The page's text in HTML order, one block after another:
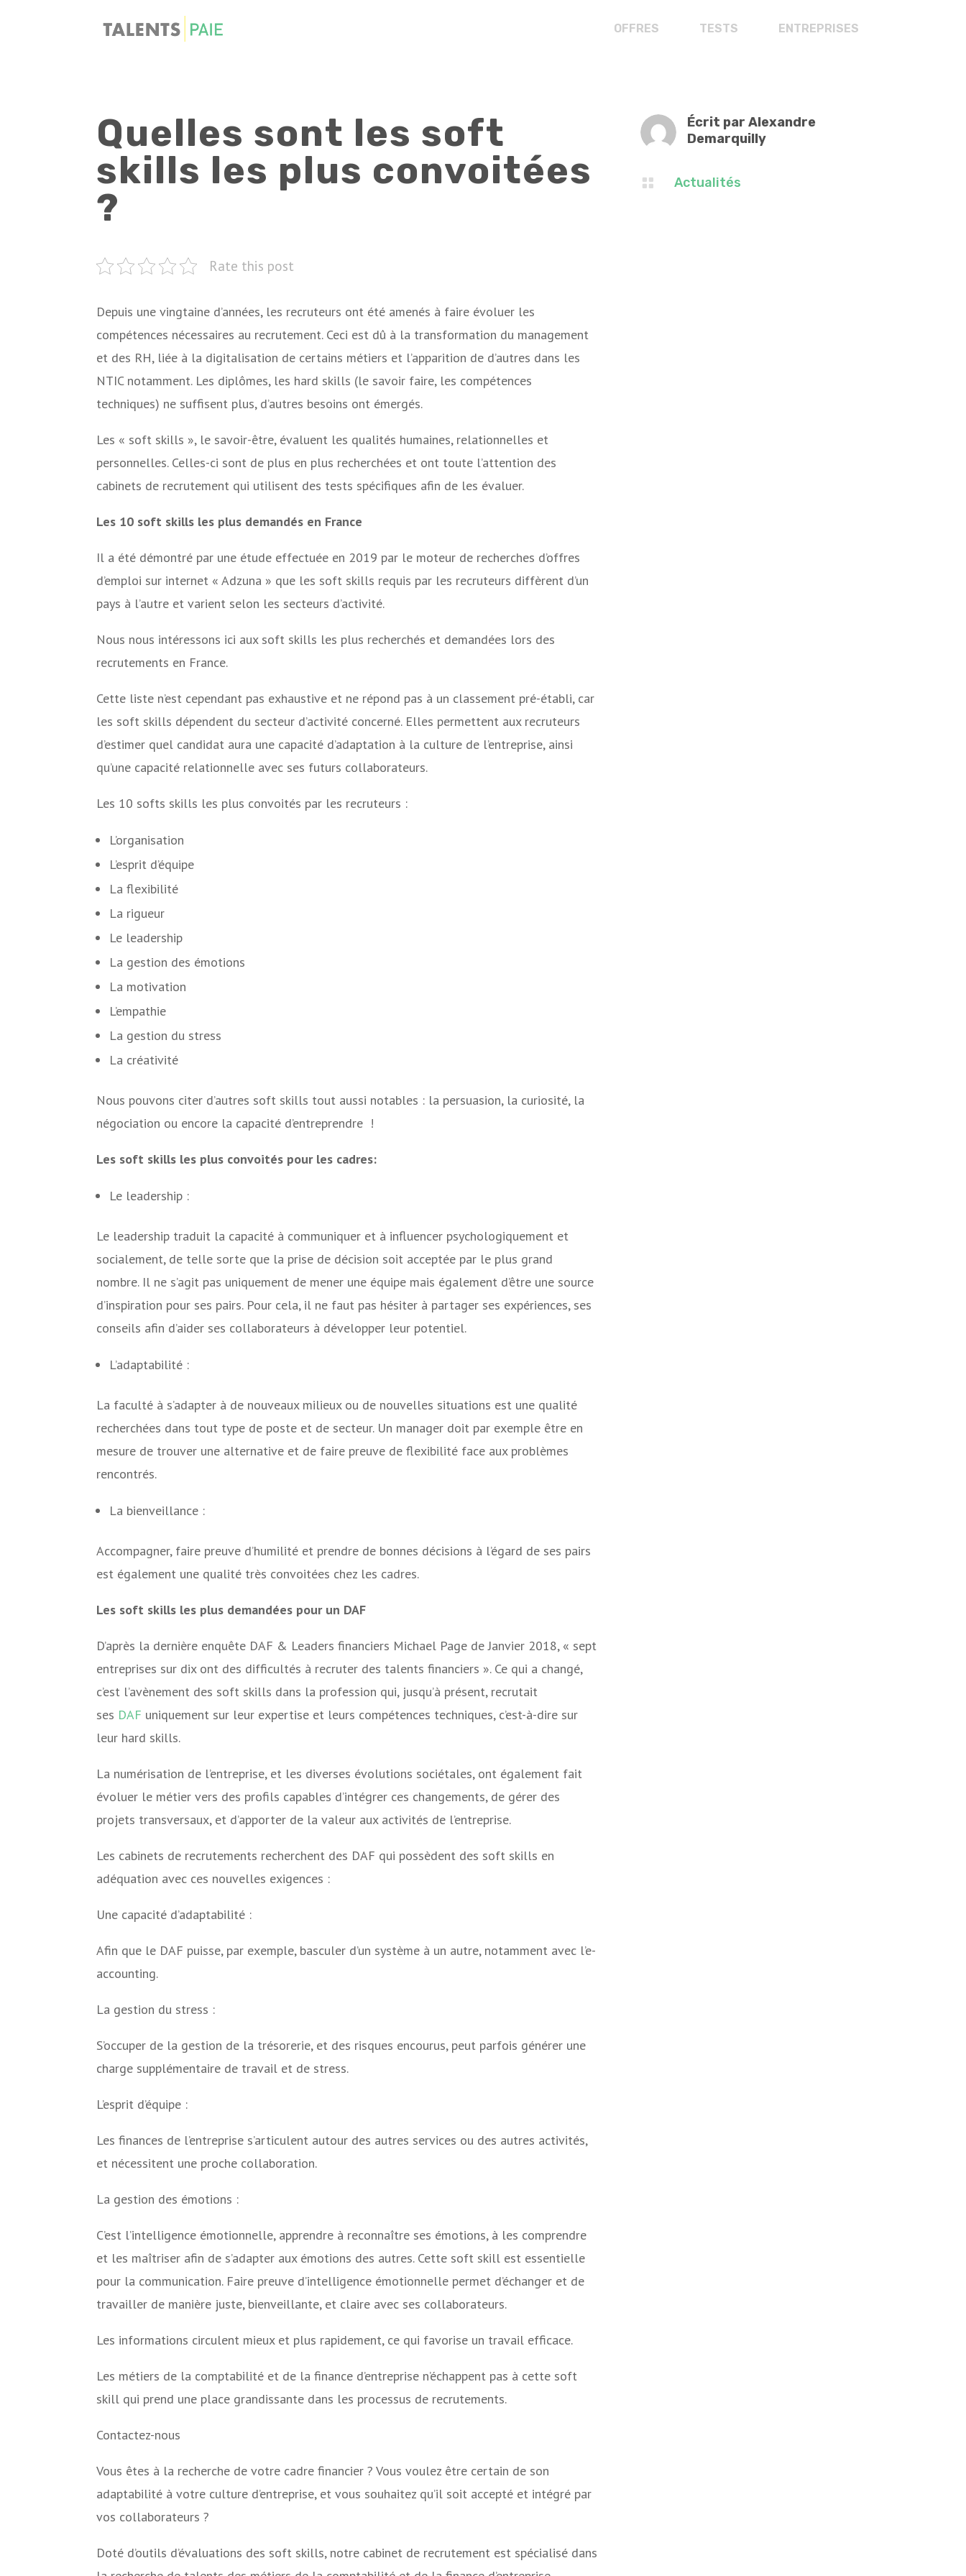
OFFRES TESTS ENTREPRISES
Quelles sont les soft
skills les plus convoitées
?
Rate this post
Depuis une vingtaine d’années, les recruteurs ont été amenés à faire évoluer les
compétences nécessaires au recrutement. Ceci est dû à la transformation du management
et des RH, liée à la digitalisation de certains métiers et l’apparition de d’autres dans les
NTIC notamment. Les diplômes, les hard skills (le savoir faire, les compétences
techniques) ne suffisent plus, d’autres besoins ont émergés.
Les « soft skills », le savoir-être, évaluent les qualités humaines, relationnelles et
personnelles. Celles-ci sont de plus en plus recherchées et ont toute l’attention des
cabinets de recrutement qui utilisent des tests spécifiques afin de les évaluer.
Les 10 soft skills les plus demandés en France
Il a été démontré par une étude effectuée en 2019 par le moteur de recherches d’offres
d’emploi sur internet « Adzuna » que les soft skills requis par les recruteurs diffèrent d’un
pays à l’autre et varient selon les secteurs d’activité.
Nous nous intéressons ici aux soft skills les plus recherchés et demandées lors des
recrutements en France.
Cette liste n’est cependant pas exhaustive et ne répond pas à un classement pré-établi, car
les soft skills dépendent du secteur d’activité concerné. Elles permettent aux recruteurs
d’estimer quel candidat aura une capacité d’adaptation à la culture de l’entreprise, ainsi
qu’une capacité relationnelle avec ses futurs collaborateurs.
Les 10 softs skills les plus convoités par les recruteurs :
L’organisation
L’esprit d’équipe
La flexibilité
La rigueur
Le leadership
La gestion des émotions
La motivation
L’empathie
La gestion du stress
La créativité
Nous pouvons citer d’autres soft skills tout aussi notables : la persuasion, la curiosité, la
négociation ou encore la capacité d’entreprendre !
Les soft skills les plus convoités pour les cadres:
Le leadership :
Le leadership traduit la capacité à communiquer et à influencer psychologiquement et
socialement, de telle sorte que la prise de décision soit acceptée par le plus grand
nombre. Il ne s’agit pas uniquement de mener une équipe mais également d’être une source
d’inspiration pour ses pairs. Pour cela, il ne faut pas hésiter à partager ses expériences, ses
conseils afin d’aider ses collaborateurs à développer leur potentiel.
L’adaptabilité :
La faculté à s’adapter à de nouveaux milieux ou de nouvelles situations est une qualité
recherchées dans tout type de poste et de secteur. Un manager doit par exemple être en
mesure de trouver une alternative et de faire preuve de flexibilité face aux problèmes
rencontrés.
La bienveillance :
Accompagner, faire preuve d’humilité et prendre de bonnes décisions à l’égard de ses pairs
est également une qualité très convoitées chez les cadres.
Les soft skills les plus demandées pour un DAF
D’après la dernière enquête DAF & Leaders financiers Michael Page de Janvier 2018, « sept
entreprises sur dix ont des difficultés à recruter des talents financiers ». Ce qui a changé,
c’est l’avènement des soft skills dans la profession qui, jusqu’à présent, recrutait
ses DAF uniquement sur leur expertise et leurs compétences techniques, c’est-à-dire sur
leur hard skills.
La numérisation de l’entreprise, et les diverses évolutions sociétales, ont également fait
évoluer le métier vers des profils capables d’intégrer ces changements, de gérer des
projets transversaux, et d’apporter de la valeur aux activités de l’entreprise.
Les cabinets de recrutements recherchent des DAF qui possèdent des soft skills en
adéquation avec ces nouvelles exigences :
Une capacité d’adaptabilité :
Afin que le DAF puisse, par exemple, basculer d’un système à un autre, notamment avec l’e-
accounting.
La gestion du stress :
S’occuper de la gestion de la trésorerie, et des risques encourus, peut parfois générer une
charge supplémentaire de travail et de stress.
L’esprit d’équipe :
Les finances de l’entreprise s’articulent autour des autres services ou des autres activités,
et nécessitent une proche collaboration.
La gestion des émotions :
C’est l’intelligence émotionnelle, apprendre à reconnaître ses émotions, à les comprendre
et les maîtriser afin de s’adapter aux émotions des autres. Cette soft skill est essentielle
pour la communication. Faire preuve d’intelligence émotionnelle permet d’échanger et de
travailler de manière juste, bienveillante, et claire avec ses collaborateurs.
Les informations circulent mieux et plus rapidement, ce qui favorise un travail efficace.
Les métiers de la comptabilité et de la finance d’entreprise n’échappent pas à cette soft
skill qui prend une place grandissante dans les processus de recrutements.
Contactez-nous
Vous êtes à la recherche de votre cadre financier ? Vous voulez être certain de son
adaptabilité à votre culture d’entreprise, et vous souhaitez qu’il soit accepté et intégré par
vos collaborateurs ?
Doté d’outils d’évaluations des soft skills, notre cabinet de recrutement est spécialisé dans
Écrit par Alexandre
Demarquilly
 Actualités